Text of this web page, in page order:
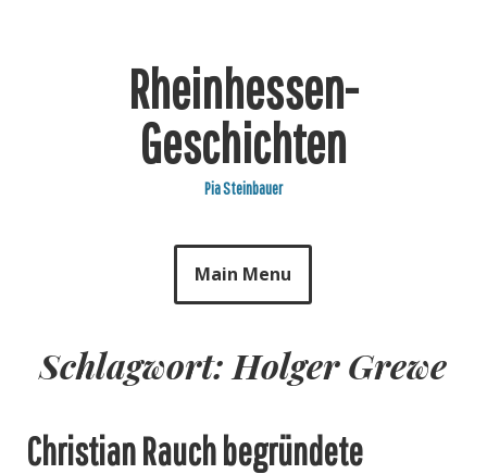
Rheinhessen-
Geschichten
Pia Steinbauer
Main Menu
Schlagwort: Holger Grewe
Christian Rauch begründete